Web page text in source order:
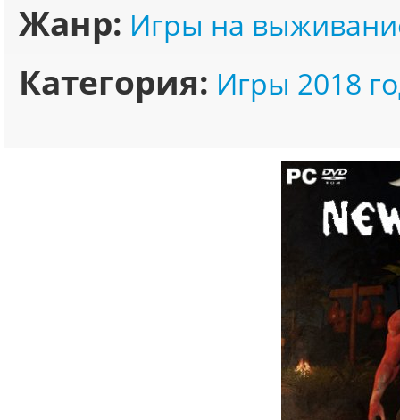
Жанр: Игры на
Категория: Игры 2018